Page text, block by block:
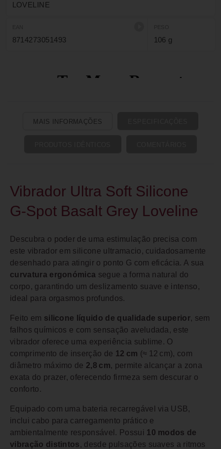
LOVELINE
8714273051493 106 g
MAIS INFORMAÇÕES
Vibrador Ultra Soft Silicone
G‑Spot Basalt Grey Loveline
Descubra o poder de uma estimulação precisa com
este vibrador em silicone ultramacio, cuidadosamente
desenhado para atingir o ponto G com eficácia. A sua
curvatura ergonómica segue a forma natural do
corpo, garantindo um deslizamento suave e intenso,
ideal para orgasmos profundos.
Feito em silicone líquido de qualidade superior, sem
falhos químicos e com sensação aveludada, este
vibrador oferece uma experiência sublime. O
comprimento de inserção de 12 cm (≈ 12 cm), com
diâmetro máximo de 2,8 cm, permite alcançar a zona
exata do prazer, oferecendo firmeza sem descurar o
conforto.
Equipado com uma bateria recarregável via USB,
inclui cabo para carregamento prático e
ambientalmente responsável. Possui 10 modos de
vibração distintos , desde pulsações suaves a ritmos